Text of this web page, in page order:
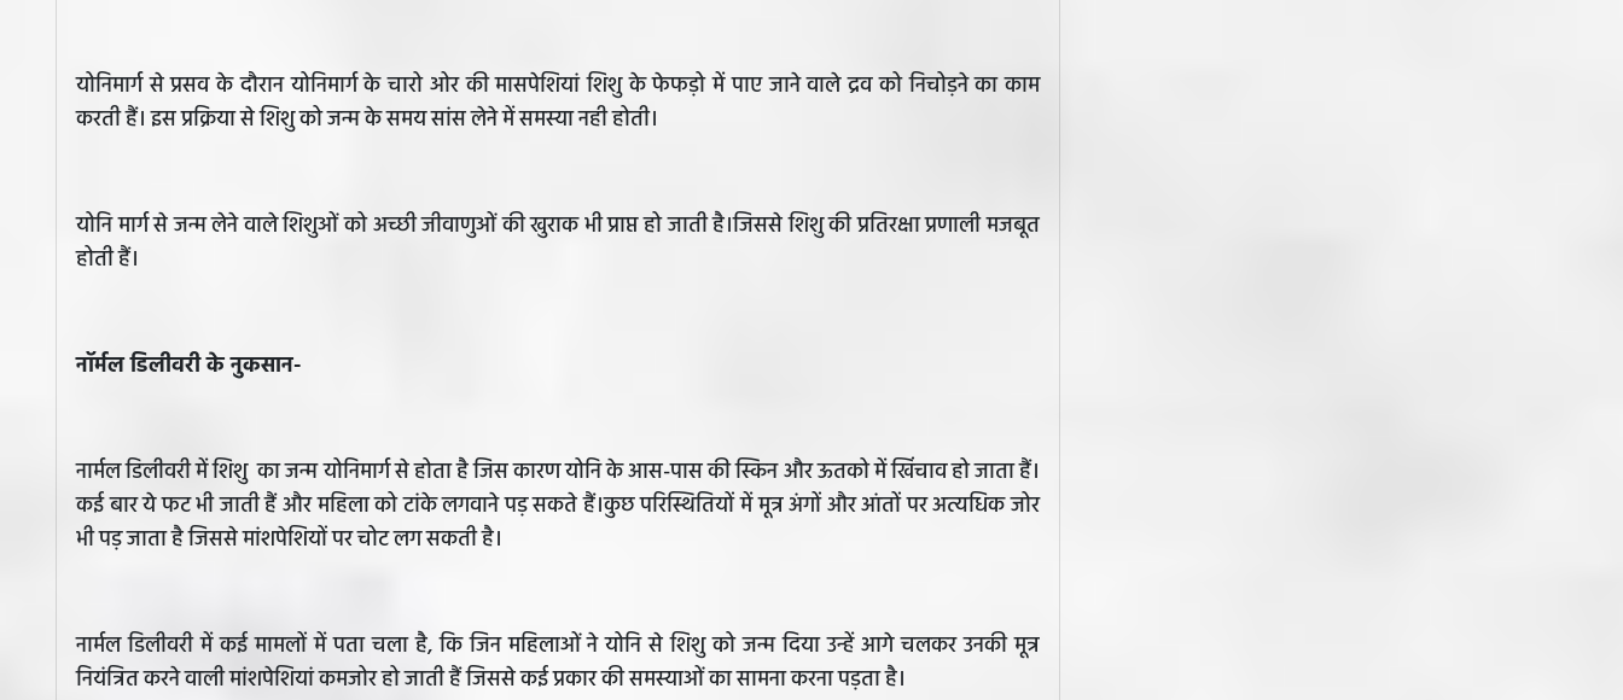
योनिमार्ग से प्रसव के दौरान योनिमार्ग के चारो ओर की मासपेशियां शिशु के फेफड़ो में पाए जाने वाले द्रव को निचोड़ने का काम
करती हैं। इस प्रक्रिया से शिशु को जन्म के समय सांस लेने में समस्या नही होती।
योनि मार्ग से जन्म लेने वाले शिशुओं को अच्छी जीवाणुओं की खुराक भी प्राप्त हो जाती है।जिससे शिशु की प्रतिरक्षा प्रणाली मजबूत
होती हैं।
नॉर्मल डिलीवरी के नुकसान-
नार्मल डिलीवरी में शिशु का जन्म योनिमार्ग से होता है जिस कारण योनि के आस-पास की स्किन और ऊतको में खिंचाव हो जाता हैं।
कई बार ये फट भी जाती हैं और महिला को टांके लगवाने पड़ सकते हैं।कुछ परिस्थितियों में मूत्र अंगों और आंतों पर अत्यधिक जोर
भी पड़ जाता है जिससे मांशपेशियों पर चोट लग सकती है।
नार्मल डिलीवरी में कई मामलों में पता चला है, कि जिन महिलाओं ने योनि से शिशु को जन्म दिया उन्हें आगे चलकर उनकी मूत्र
नियंत्रित करने वाली मांशपेशियां कमजोर हो जाती हैं जिससे कई प्रकार की समस्याओं का सामना करना पड़ता है।